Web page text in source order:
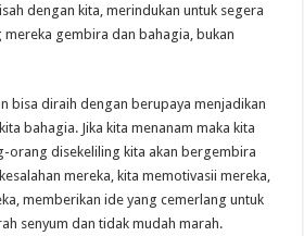
dengan kita, merindukan untuk segera
mereka gembira dan bahagia, bukan
bisa diraih dengan berupaya menjadikan
bahagia. Jika kita menanam maka kita
orang disekeliling kita akan bergembira
mereka, kita memotivasii mereka,
memberikan ide yang cemerlang untuk
senyum dan tidak mudah marah.